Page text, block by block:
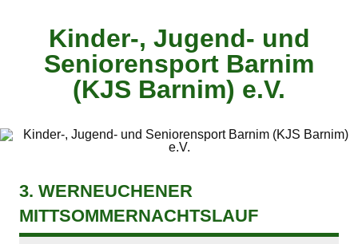
Kinder-, Jugend- und
Seniorensport Barnim
(KJS Barnim) e.V.
3. WERNEUCHENER
MITTSOMMERNACHTSLAUF